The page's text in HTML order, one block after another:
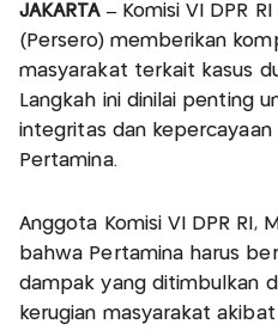
JAKARTA – Komisi VI DPR
(Persero) memberikan
masyarakat terkait kasus
Langkah ini dinilai penting
integritas dan
Pertamina.
Anggota Komisi VI DPR RI,
bahwa Pertamina harus
dampak yang ditimbulkan
kerugian masyarakat